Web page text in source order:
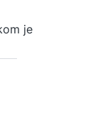
je